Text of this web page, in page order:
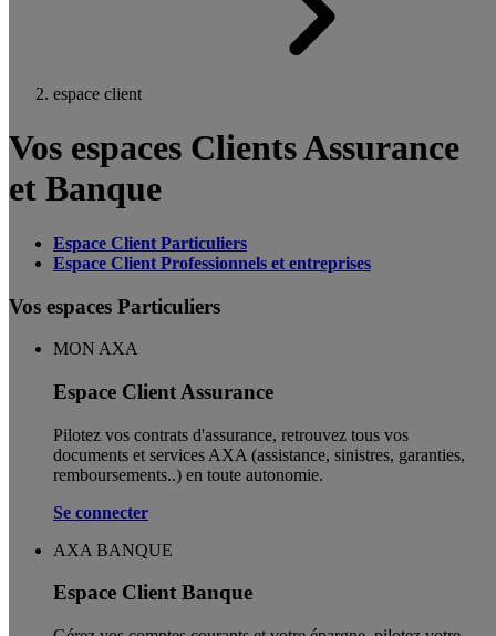
espace client
Vos espaces Clients Assurance
et Banque
Espace Client Particuliers
Espace Client Professionnels et entreprises
Vos espaces Particuliers
MON AXA
Espace Client Assurance
Pilotez vos contrats d'assurance, retrouvez tous vos
documents et services AXA (assistance, sinistres, garanties,
remboursements..) en toute autonomie. ​
Se connecter
AXA BANQUE
Espace Client Banque